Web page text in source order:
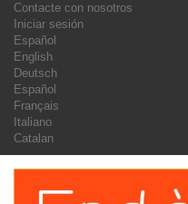
Contacte con nosotros
Iniciar sesión
Español
English
Deutsch
Español
Français
Italiano
Catalan